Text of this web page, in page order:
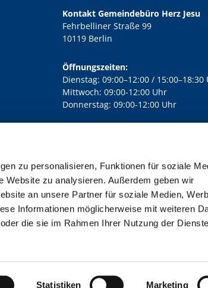
zu personalisieren, Funktionen für soziale
Website zu analysieren. Außerdem geben wir
an unsere Partner für soziale Medien,
Informationen möglicherweise mit weiteren
die sie im Rahmen Ihrer Nutzung der Dienste
Statistiken Marketing
Kontakt Gemeindebüro Herz Jesu
Fehrbelliner Straße 99
10119 Berlin
Öffnungszeiten:
Dienstag: 09:00–12:00 / 15:00–18:30
Mittwoch: 09:00-12:00 Uhr
Donnerstag: 09:00-12:00 Uhr
· Yorckstr. 88C, 10965 Berlin
Impressum